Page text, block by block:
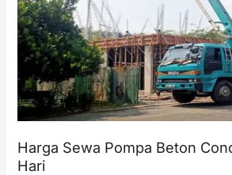
Harga Sewa Pompa Beton
Hari